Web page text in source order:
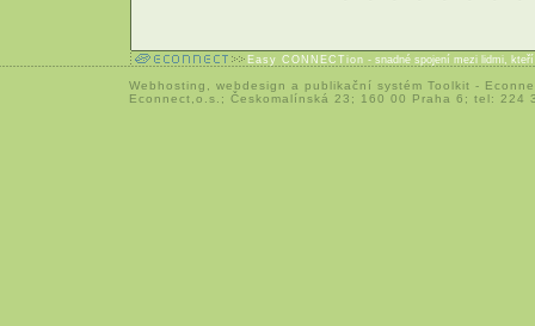
Easy CONNECTion - snadné spojení mezi lidmi,
Webhosting webdesign a publikační systém Toolkit -
Econnect,o.s.; Českomalínská 23; 160 00 Praha 6; tel: 224